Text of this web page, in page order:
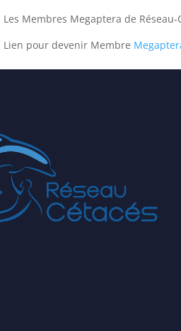
Les Membres Megaptera de
Lien pour devenir Membre